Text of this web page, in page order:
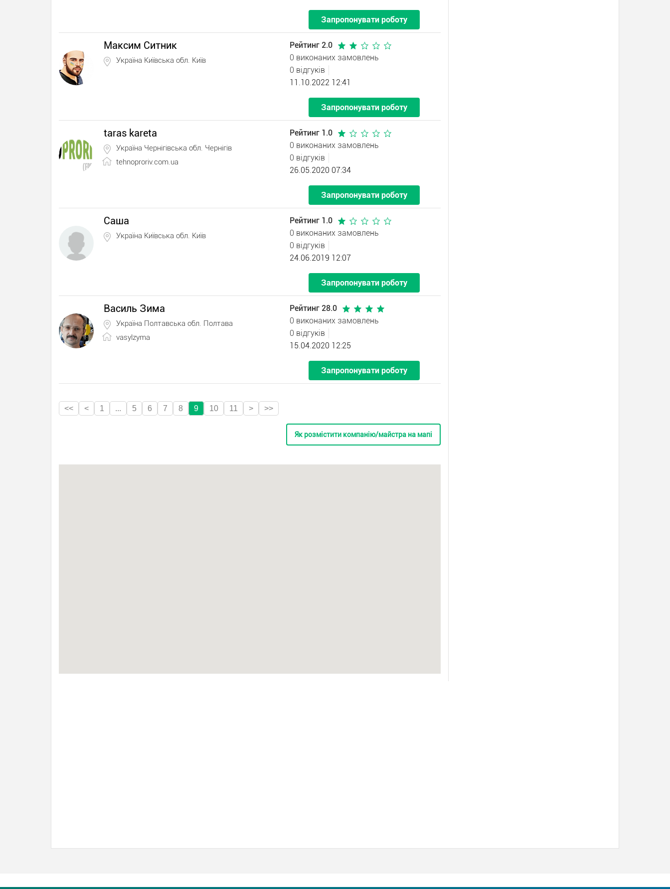
Запропонувати роботу
Максим Ситник
Україна Київська обл. Київ
Рейтинг 2.0
0 виконаних замовлень
0 відгуків
11.10.2022 12:41
Запропонувати роботу
taras kareta
Україна Чернігівська обл. Чернігів
tehnoproriv.com.ua
Рейтинг 1.0
0 виконаних замовлень
0 відгуків
26.05.2020 07:34
Запропонувати роботу
Саша
Україна Київська обл. Київ
Рейтинг 1.0
0 виконаних замовлень
0 відгуків
24.06.2019 12:07
Запропонувати роботу
Василь Зима
Україна Полтавська обл. Полтава
vasylzyma
Рейтинг 28.0
0 виконаних замовлень
0 відгуків
15.04.2020 12:25
Запропонувати роботу
<< < 1 ... 5 6 7 8 9 10 11 > >>
Як розмістити компанію/майстра на мапі